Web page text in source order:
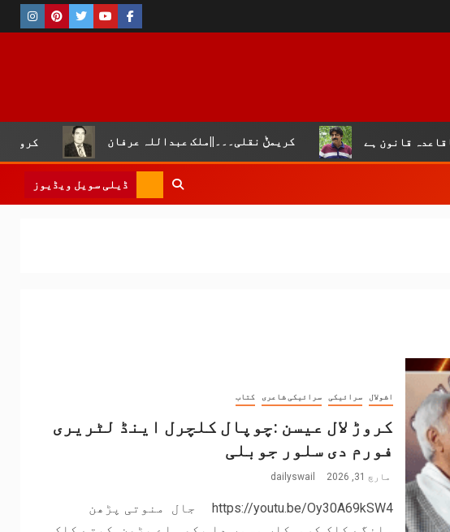
کروڑ لال عیسن :چوپال کریمݨ نقلی۔۔۔||ملک عبداللہ عرفان
ڈیلی سویل ویڈیوز
اشولال سرائیکی سرائیکی شاعری کتاب
کروڑ لال عیسن :چوپال کلچرل اینڈ لٹریری
فورم دی سلور جوبلی
مارچ 31, 2026 dailyswail
https://youtu.be/Oy30A69kSW4 جال منوتی پڑھن